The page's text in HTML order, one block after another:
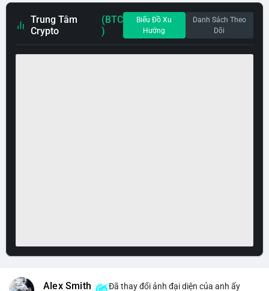
Trung Tâm
Crypto
(BTC
)
Biểu Đồ Xu
Hướng
Danh Sách Theo
Dõi
Alex Smith Đã thay đổi ảnh đại diện của anh ấy